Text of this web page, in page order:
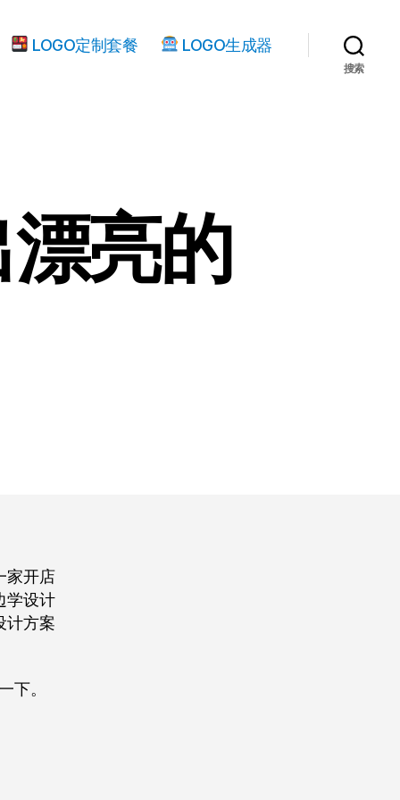
LOGO定制套餐 LOGO生成器
搜索
亮的
家开店
学设计
计方案
下。